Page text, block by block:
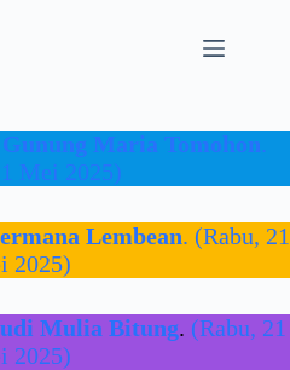
Maria Tomohon.
Mei 2025)
Lembean. (Rabu, 21
2025)
Mulia Bitung. (Rabu, 21
2025)